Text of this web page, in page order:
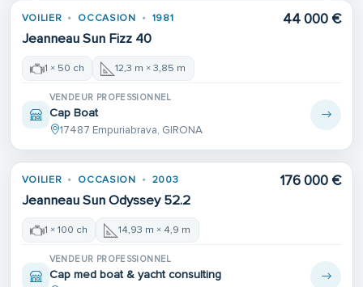
VOILIER OCCASION 1981
Jeanneau Sun Fizz 40
44 000 €
1 × 50 ch 12,3 m × 3,85 m
VENDEUR PROFESSIONNEL
Cap Boat
17487 Empuriabrava, GIRONA
VOILIER OCCASION 2003
Jeanneau Sun Odyssey 52.2
176 000 €
1 × 100 ch 14,93 m × 4,9 m
VENDEUR PROFESSIONNEL
Cap med boat & yacht consulting